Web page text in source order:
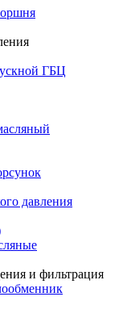
ГБЦ
давления
и фильтрация